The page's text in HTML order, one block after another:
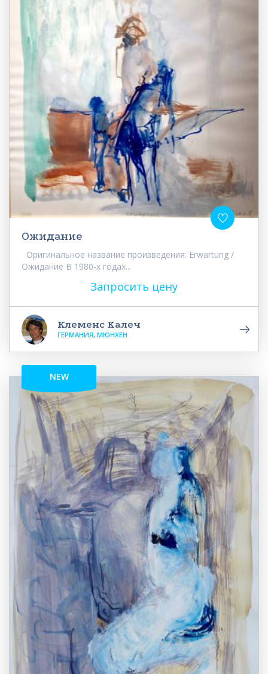
Ожидание
Оригинальное название произведения: Erwartung /
Ожидание В 1980-х годах...
Запросить цену
Клеменс Калеч
ГЕРМАНИЯ, МЮНХЕН
NEW